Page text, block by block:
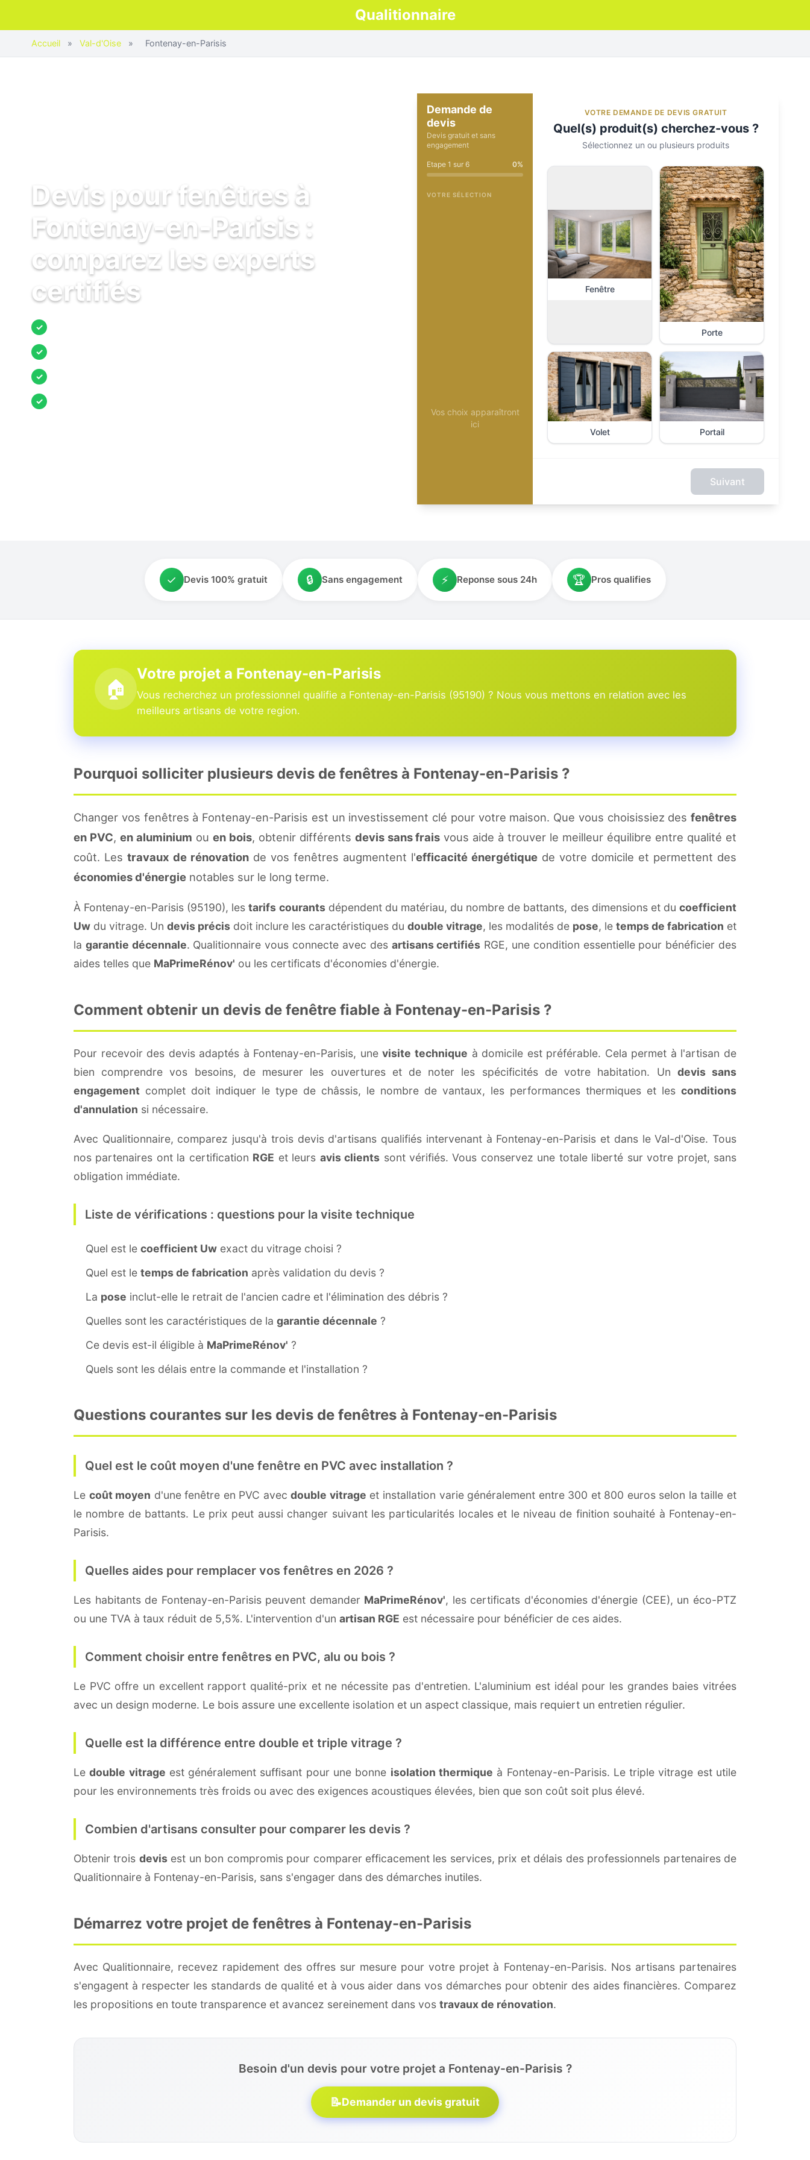
Qualitionnaire
Accueil » Val-d'Oise » Fontenay-en-Parisis
Devis pour fenêtres à
Fontenay-en-Parisis :
comparez les experts
certifiés
✓
✓
✓
✓
Demande de
devis
Devis gratuit et sans
engagement
Etape 1 sur 6 0%
VOTRE SÉLECTION
Vos choix apparaîtront
ici
VOTRE DEMANDE DE DEVIS GRATUIT
Quel(s) produit(s) cherchez-vous ?
Sélectionnez un ou plusieurs produits
Fenêtre
Porte
Volet Portail
Suivant
✓ Devis 100% gratuit 🔒 Sans engagement ⚡ Reponse sous 24h 🏆 Pros qualifies
🏠
Votre projet a Fontenay-en-Parisis
Vous recherchez un professionnel qualifie a Fontenay-en-Parisis (95190) ? Nous vous mettons en relation avec les
meilleurs artisans de votre region.
Pourquoi solliciter plusieurs devis de fenêtres à Fontenay-en-Parisis ?
Changer vos fenêtres à Fontenay-en-Parisis est un investissement clé pour votre maison. Que vous choisissiez des fenêtres
en PVC, en aluminium ou en bois, obtenir différents devis sans frais vous aide à trouver le meilleur équilibre entre qualité et
coût. Les travaux de rénovation de vos fenêtres augmentent l'efficacité énergétique de votre domicile et permettent des
économies d'énergie notables sur le long terme.
À Fontenay-en-Parisis (95190), lestarifs courantsdépendent du matériau, du nombre de battants, des dimensions et ducoefficient
Uw du vitrage. Un devis précis doit inclure les caractéristiques du double vitrage, les modalités de pose, le temps de fabrication et
la garantie décennale. Qualitionnaire vous connecte avec des artisans certifiés RGE, une condition essentielle pour bénéficier des
aides telles que MaPrimeRénov' ou les certificats d'économies d'énergie.
Comment obtenir un devis de fenêtre fiable à Fontenay-en-Parisis ?
Pour recevoir des devis adaptés à Fontenay-en-Parisis, unevisite technique à domicile est préférable. Cela permet à l'artisan de
bien comprendre vos besoins, de mesurer les ouvertures et de noter les spécificités de votre habitation. Un devis sans
engagement complet doit indiquer le type de châssis, le nombre de vantaux, les performances thermiques et les conditions
d'annulation si nécessaire.
Avec Qualitionnaire, comparez jusqu'à trois devis d'artisans qualifiés intervenant à Fontenay-en-Parisis et dans le Val-d'Oise. Tous
nos partenaires ont la certification RGE et leurs avis clients sont vérifiés. Vous conservez une totale liberté sur votre projet, sans
obligation immédiate.
Liste de vérifications : questions pour la visite technique
Quel est le coefficient Uw exact du vitrage choisi ?
Quel est le temps de fabrication après validation du devis ?
La pose inclut-elle le retrait de l'ancien cadre et l'élimination des débris ?
Quelles sont les caractéristiques de la garantie décennale ?
Ce devis est-il éligible à MaPrimeRénov' ?
Quels sont les délais entre la commande et l'installation ?
Questions courantes sur les devis de fenêtres à Fontenay-en-Parisis
Quel est le coût moyen d'une fenêtre en PVC avec installation ?
Le coût moyen d'une fenêtre en PVC avecdouble vitrage et installation varie généralement entre 300 et 800 euros selon la taille et
le nombre de battants. Le prix peut aussi changer suivant les particularités locales et le niveau de finition souhaité à Fontenay-en-
Parisis.
Quelles aides pour remplacer vos fenêtres en 2026 ?
Les habitants de Fontenay-en-Parisis peuvent demander MaPrimeRénov', les certificats d'économies d'énergie (CEE), un éco-PTZ
ou une TVA à taux réduit de 5,5%. L'intervention d'un artisan RGE est nécessaire pour bénéficier de ces aides.
Comment choisir entre fenêtres en PVC, alu ou bois ?
Le PVC offre un excellent rapport qualité-prix et ne nécessite pas d'entretien. L'aluminium est idéal pour les grandes baies vitrées
avec un design moderne. Le bois assure une excellente isolation et un aspect classique, mais requiert un entretien régulier.
Quelle est la différence entre double et triple vitrage ?
Ledouble vitrage est généralement suffisant pour une bonne isolation thermique à Fontenay-en-Parisis. Le triple vitrage est utile
pour les environnements très froids ou avec des exigences acoustiques élevées, bien que son coût soit plus élevé.
Combien d'artisans consulter pour comparer les devis ?
Obtenir trois devisest un bon compromis pour comparer efficacement les services, prix et délais des professionnels partenaires de
Qualitionnaire à Fontenay-en-Parisis, sans s'engager dans des démarches inutiles.
Démarrez votre projet de fenêtres à Fontenay-en-Parisis
Avec Qualitionnaire, recevez rapidement des offres sur mesure pour votre projet à Fontenay-en-Parisis. Nos artisans partenaires
s'engagent à respecter les standards de qualité et à vous aider dans vos démarches pour obtenir des aides financières. Comparez
les propositions en toute transparence et avancez sereinement dans vos travaux de rénovation.
Besoin d'un devis pour votre projet a Fontenay-en-Parisis ?
📝Demander un devis gratuit